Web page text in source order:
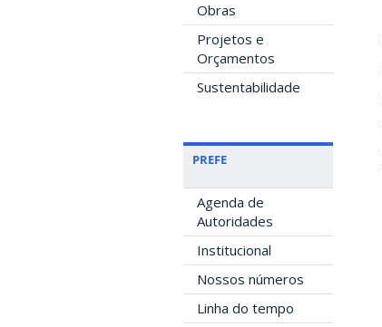
Obras
Projetos e
Orçamentos
Sustentabilidade
PREFE
Agenda de
Autoridades
Institucional
Nossos números
Linha do tempo